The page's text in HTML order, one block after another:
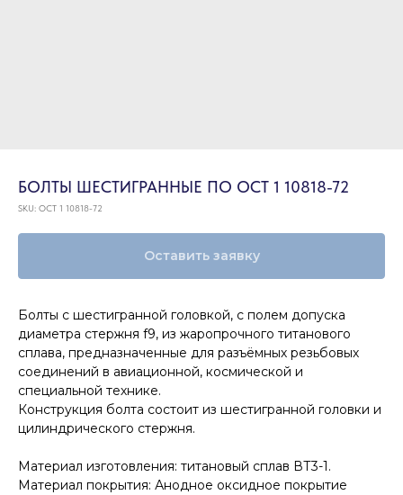
БОЛТЫ ШЕСТИГРАННЫЕ ПО ОСТ 1 10818-72
SKU: ОСТ 1 10818-72
Оставить заявку
Болты с шестигранной головкой, с полем допуска
диаметра стержня f9, из жаропрочного титанового
сплава, предназначенные для разъёмных резьбовых
соединений в авиационной, космической и
специальной технике.
Конструкция болта состоит из шестигранной головки и
цилиндрического стержня.
Материал изготовления: титановый сплав ВТ3-1.
Материал покрытия: Анодное оксидное покрытие